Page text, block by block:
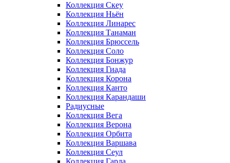
Коллекция Скеу
Коллекция Ньён
Коллекция Линарес
Коллекция Танаман
Коллекция Брюссель
Коллекция Соло
Коллекция Бонжур
Коллекция Гиада
Коллекция Корона
Коллекция Канто
Коллекция Карандаши
Радиусные
Коллекция Вега
Коллекция Верона
Коллекция Орбита
Коллекция Варшава
Коллекция Сеул
Коллекция Гарда